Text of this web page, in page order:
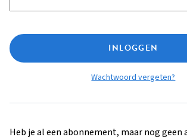
INLOGGEN
Wachtwoord vergeten?
Heb je al een abonnement, maar nog geen